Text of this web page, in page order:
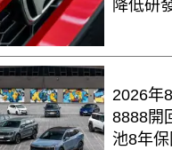
降低研
2026年
8888開
池8年保